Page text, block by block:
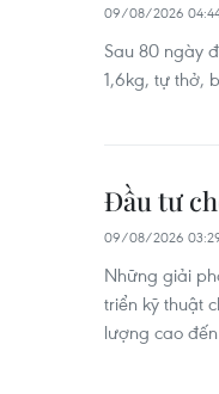
09/08/2026
Sau 80 ngày
1,6kg, tự thở,
Đầu tư
09/08/2026
Những giải
triển kỹ thuật
lượng cao